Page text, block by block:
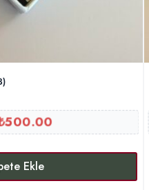
500.00
Ekle